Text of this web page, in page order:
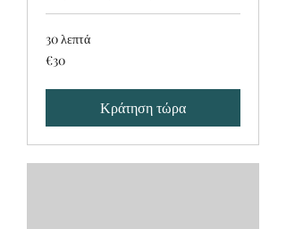
30 λεπτά
€30
€30
Κράτηση τώρα